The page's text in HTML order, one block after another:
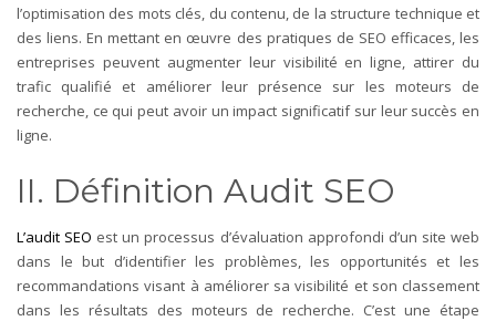
l’optimisation des mots clés, du contenu, de la structure technique et
des liens. En mettant en œuvre des pratiques de SEO efficaces, les
entreprises peuvent augmenter leur visibilité en ligne, attirer du
trafic qualifié et améliorer leur présence sur les moteurs de
recherche, ce qui peut avoir un impact significatif sur leur succès en
ligne.
II. Définition Audit SEO
L’audit SEO est un processus d’évaluation approfondi d’un site web
dans le but d’identifier les problèmes, les opportunités et les
recommandations visant à améliorer sa visibilité et son classement
dans les résultats des moteurs de recherche. C’est une étape